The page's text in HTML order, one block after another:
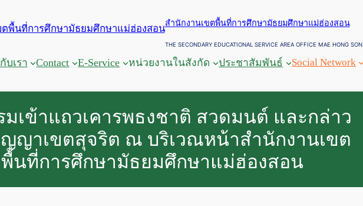
สำนักงานเขตพื้นที่การศึกษามัธยมศึกษาแม่ฮ่องสอน
THE SECONDARY EDUCATIONAL SERVICE AREA OFFICE MAE HONG SON
บเรา Contact E-Service หน่วยงานในสังกัด ประชาสัมพันธ์ Social Network
มเข้าแถวเคารพธงชาติ สวดมนต์ และกล่าว
ญาเขตสุจริต ณ บริเวณหน้าสำนักงานเขต
พื้นที่การศึกษามัธยมศึกษาแม่ฮ่องสอน